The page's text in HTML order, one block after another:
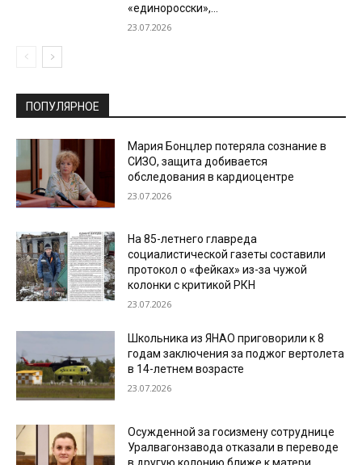
«единоросски»,...
23.07.2026
ПОПУЛЯРНОЕ
Мария Бонцлер потеряла сознание в
СИЗО, защита добивается
обследования в кардиоцентре
23.07.2026
На 85-летнего главреда
социалистической газеты составили
протокол о «фейках» из-за чужой
колонки с критикой РКН
23.07.2026
Школьника из ЯНАО приговорили к 8
годам заключения за поджог вертолета
в 14-летнем возрасте
23.07.2026
Осужденной за госизмену сотруднице
Уралвагонзавода отказали в переводе